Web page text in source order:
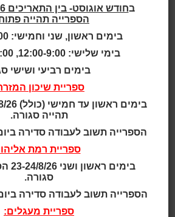
אוריינות דיגיטלית - מפגשי
תאריך ושעה:
תאריך ושעה: 19:00-18:00 | 12.08.2025
אפליקציה שמאפשרת לנו לשמור
בדרייב ניתן גם לשתף קבצים
אחרים מבלי לשכפל את המידע.
המפגש כולל הסברים ותרגלים
ללמידה יעילה מומלץ להתחבר
מרצה: חן בלום, רכזת מידע ראשון
ב
הספרייה תהייה
בימים ראשון, שני וחמישי: 18:45-14:00
בימי שלישי: 12:00-9:00, 18:45-14:00
בימים רביעי ושישי
ספריית שיכון
תהייה סגורה.
הספרייה תשוב לעבודה סדירה ביום
ספריית רמת
סגורה.
הספרייה תשוב לעבודה סדירה ביום
ספריית מעגלים: